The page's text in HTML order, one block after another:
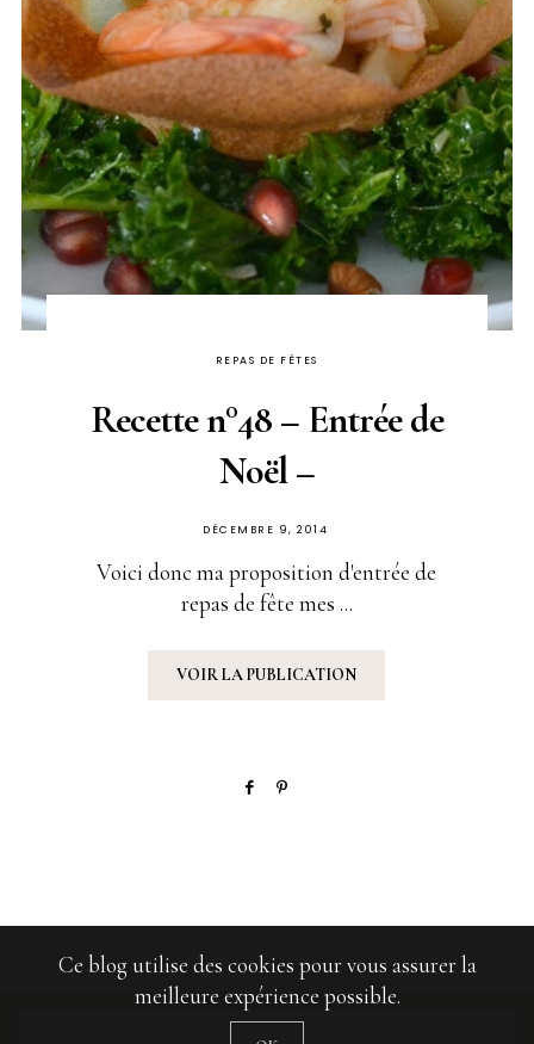
REPAS DE FÊTES
Recette n°48 – Entrée de
Noël –
PUBLIÉ
DÉCEMBRE 9, 2014
Voici donc ma proposition d'entrée de
repas de fête mes ...
VOIR LA PUBLICATION
Ce blog utilise des cookies pour vous assurer la
meilleure expérience possible.